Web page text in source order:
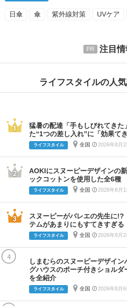
日傘 傘 紫外線対策 UVケア
注目情
ライフスタイルの人
猛暑の配達「手もしびれてき
た“1つの差し入れ”に「効果て
ライフスタイル 全国 2026年8月
AOKIにスヌーピーデザインの
ックコットンを使用した全6種
ライフスタイル 全国 2026年8月
スヌーピーがバレエの先生に
テムがあまりにもすてきすぎる
ライフスタイル 全国 2026年8月
4
しまむらのスヌーピーデザイ
グハウスのポーチ付きショル
を全紹介
ライフスタイル 全国 2026年8月